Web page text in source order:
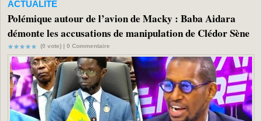
ACTUALITE
Polémique autour de l’avion de Macky : Baba Aidara
démonte les accusations de manipulation de Clédor Sène
(0 vote) | 0 Commentaire